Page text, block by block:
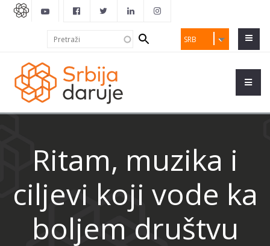
SRB
Search
form
Ritam, muzika i
ciljevi koji vode ka
boljem društvu